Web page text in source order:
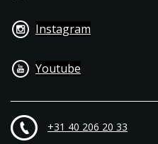
Instagram
Youtube
+31 40 206 20 33